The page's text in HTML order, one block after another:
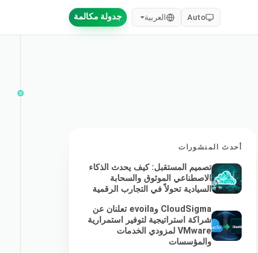
Auto العربية جدولة مكالمة
أحدث المنشورات
تصميم المستقبل: كيف يحدث الذكاء
الاصطناعي الموثوق والسحابة
السيادية تحولاً في التجارب الرقمية
CloudSigma وevoila تعلنان عن
شراكة استراتيجية لتوفير استمرارية
VMware لمزودي الخدمات
والمؤسسات